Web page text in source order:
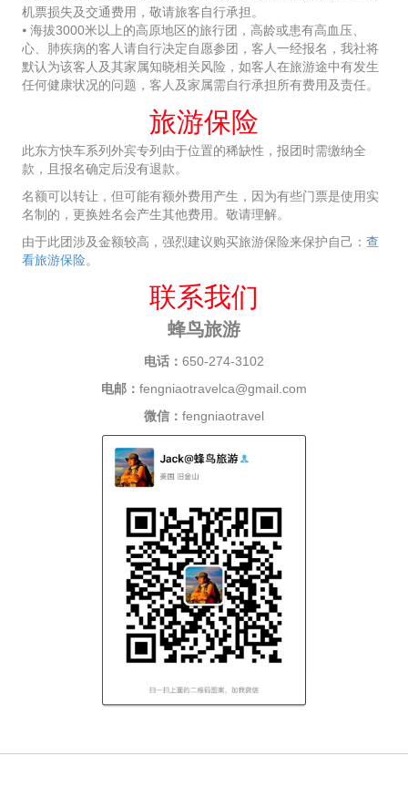
机票损失及交通费用，敬请旅客自行承担。
⦁ 海拔3000米以上的高原地区的旅行团，高龄或患有高血压、
心、肺疾病的客人请自行决定自愿参团，客人一经报名，我社将
默认为该客人及其家属知晓相关风险，如客人在旅游途中有发生
任何健康状况的问题，客人及家属需自行承担所有费用及责任。
旅游保险
此东方快车系列外宾专列由于位置的稀缺性，报团时需缴纳全
款，且报名确定后没有退款。
名额可以转让，但可能有额外费用产生，因为有些门票是使用实
名制的，更换姓名会产生其他费用。敬请理解。
由于此团涉及金额较高，强烈建议购买旅游保险来保护自己： 查
看旅游保险。
联系我们
蜂鸟旅游
电话： 650-274-3102
电邮： fengniaotravelca@gmail.com
微信： fengniaotravel